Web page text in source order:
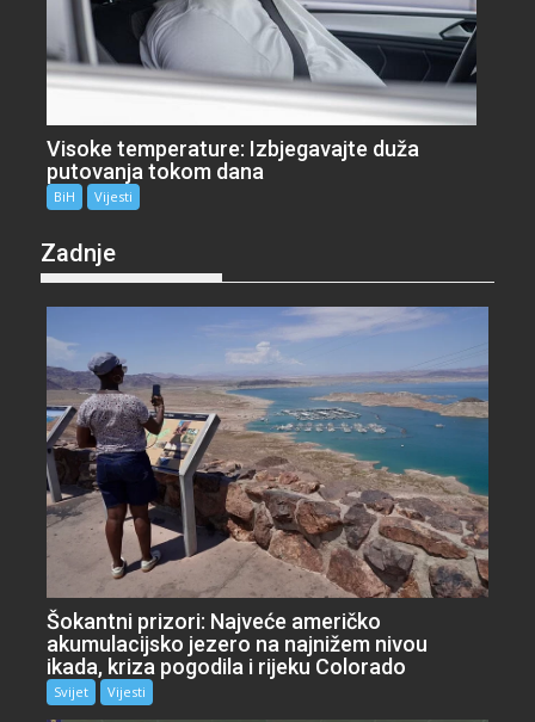
Visoke temperature: Izbjegavajte duža
putovanja tokom dana
BiH Vijesti
Zadnje
Šokantni prizori: Najveće američko
akumulacijsko jezero na najnižem nivou
ikada, kriza pogodila i rijeku Colorado
Svijet Vijesti